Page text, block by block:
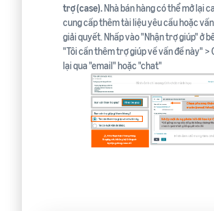
trợ (case).Nhà bán hàng có thể mở lại
cung cấp thêm tài liệu yêu cầu hoặc
giải quyết. Nhấp vào "Nhận trợ giúp" ở
"Tôi cần thêm trợ giúp về vấn đề này" >
lại qua "email" hoặc "chat"